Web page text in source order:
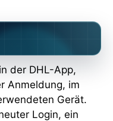
der DHL-App,
Anmeldung, im
Gerät.
Login, ein